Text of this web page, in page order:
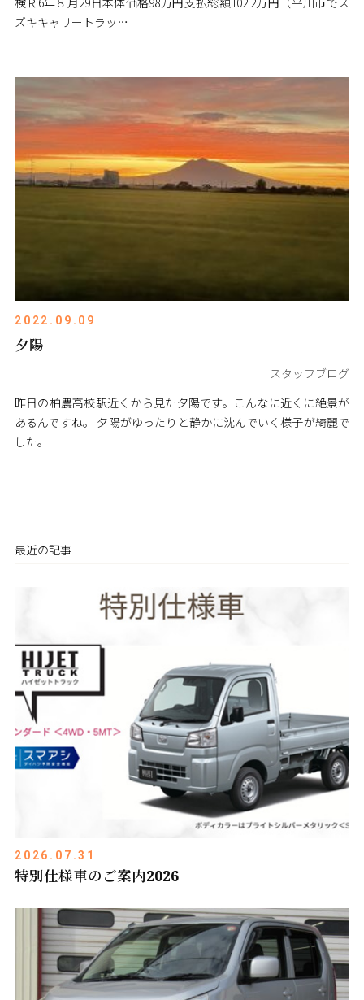
ズキキャリートラッ…
2022.09.09
夕陽
スタッフブログ
昨日の柏農高校駅近くから見た夕陽です。こんなに近くに絶景が
あるんですね。 夕陽がゆったりと静かに沈んでいく様子が綺麗で
した。
最近の記事
2026.07.31
特別仕様車のご案内2026